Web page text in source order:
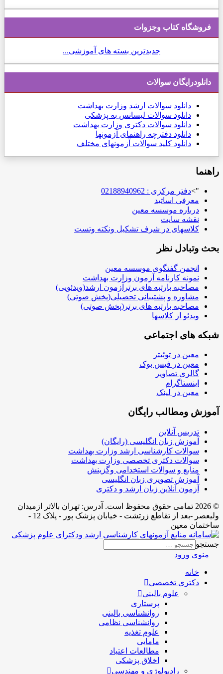
فروشگاه کتاب وجزوات
جدیدترین بسته های آموزشی...
دانلودرایگان سوالات
دانلود سوالات ارشد وزارت بهداشت
دانلود سوالات لیسانس به پزشکی
دانلود سوالات دکتری وزارت بهداشت
دانلود دفترچه راهنمای آزمونها
دانلود کلید سوالات آزمونهای مختلف
راهنما
">دفتر مرکزی : 02188940962
معرفی اساتید
درباره موسسه معین
نقشه سایت
کلاسهای در شرف تشکیل ونکته وتست
بحث وتبادل نظر
انجمن گفتگوی موسسه معین
نمونه کارنامه آزمون وزارت بهداشت
مصاحبه بارتبه های برترآزمون ارشد(ویدئویی)
مشاوره و پشتیبانی تحصیلی(پخش صوتی)
مصاحبه بارتبه های برتر(پخش صوتی)
ویدئو از کلاسها
شبکه های اجتماعی
معین در توئیتر
معین در فیس بوک
گالری تصاویر
اینستاگرام
معین در لینک
آموزش ومطالب رایگان
تدریس آنلاین
آموزش زبان انگلیسی (رایگان)
سوالات کارشناسی ارشد وزارت بهداشت
سوالات دکتری تخصصی وزارت بهداشت
منابع و سوالات استخدامی وگزینش
آموزش تصویری زبان انگلیسی
آزمون آنلاین زبان ارشد و دکتری
© 2026 تمامی حقوق محفوظ است. آدرس:‌ تهران بالاتر ازمیدان
ولیعصر -بعد از تقاطع زرتشت - خیابان پزشک پور - پلاک 12 -
ساختمان معین
جستجو
منوی ورود
خانه
دکتری تخصصی
علوم بالینی
پرستاری
روانشناسی بالینی
روانشناسی نظامی
علوم تغذیه
مامایی
مطالعات اعتیاد
اخلاق پزشکی
رادیولوژی و مهندسی